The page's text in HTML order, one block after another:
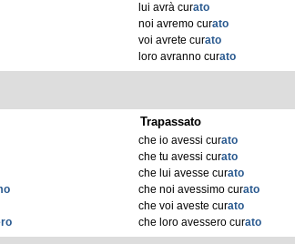
lui avrà curato
noi avremo curato
voi avrete curato
loro avranno curato
Trapassato
che io avessi curato
che tu avessi curato
che lui avesse curato
che noi avessimo curato
che voi aveste curato
che loro avessero curato